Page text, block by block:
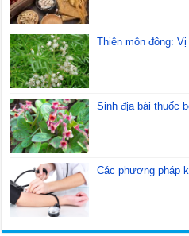
Thiên môn đông:
Sinh địa bài thuốc
Các phương pháp